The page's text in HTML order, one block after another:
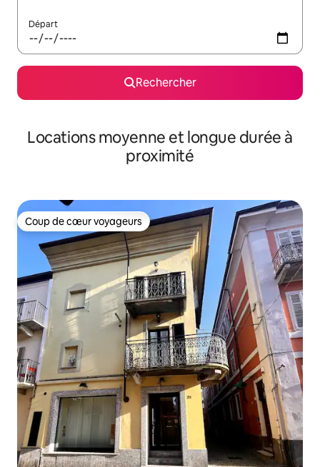
Départ
Rechercher
Locations moyenne et longue durée à
proximité
Coup de cœur voyageurs
Coup de cœur voyageurs